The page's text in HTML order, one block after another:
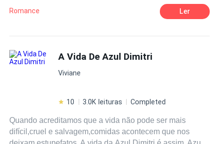
convierte en un sitio de huéspedes ejecutivos, pero
cuando tiene poco hospedaje, busca trabajos temporales
mejor comida para perros y gatos y conoce al
malhumorado de su jefe Andrés. Un hombre guapo,
solitario y refunfuñón. De la serie: "Sapos desesperados
Romance Ler
A Vida De Azul Dimitri
Viviane
10 3.0K leituras Completed
Quando acreditamos que a vida não pode ser mais
difícil,cruel e salvagem,comidas acontecem que nos